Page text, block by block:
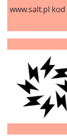
www.salt.pl